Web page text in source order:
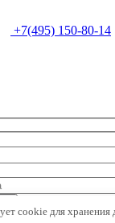
+7(495) 150-80-14
cookie для